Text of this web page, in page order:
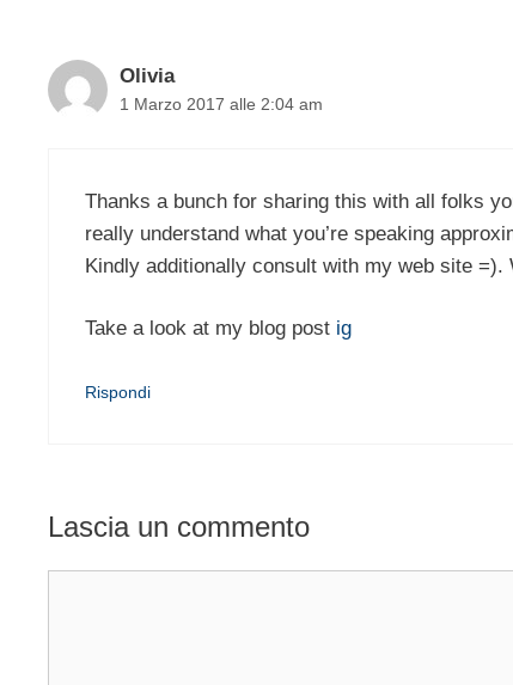
Olivia
1 Marzo 2017 alle 2:04 am
Thanks a bunch for sharing this with all folks
really understand what you’re speaking
Kindly additionally consult with my web site
Take a look at my blog post ig
Rispondi
Lascia un commento